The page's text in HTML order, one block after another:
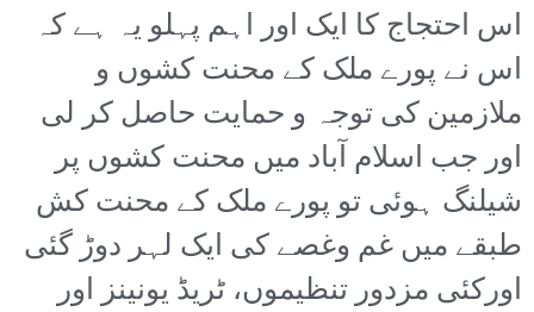
اس احتجاج کا ایک اور اہم پہلو یہ ہے کہ
اس نے پورے ملک کے محنت کشوں و
ملازمین کی توجہ و حمایت حاصل کر لی
اور جب اسلام آباد میں محنت کشوں پر
شیلنگ ہوئی تو پورے ملک کے محنت کش
طبقے میں غم وغصے کی ایک لہر دوڑ گئی
اورکئی مزدور تنظیموں، ٹریڈ یونینز اور